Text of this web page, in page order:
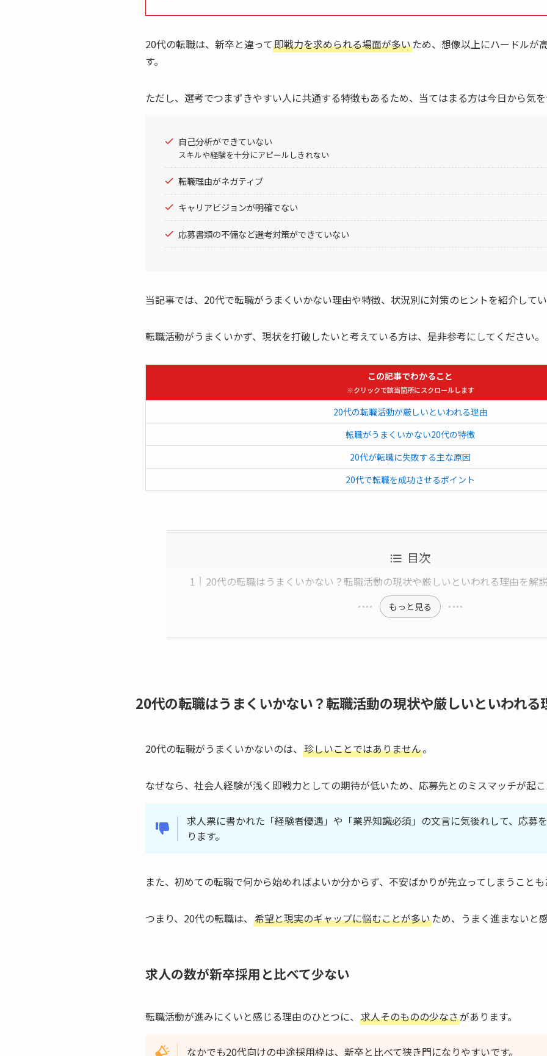
20代の転職は、新卒と違って即戦力を求められる場面が多いため、想像以上にハードルが
す。
ただし、選考でつまずきやすい人に共通する特徴もあるため、当てはまる方は今日から気
自己分析ができていない
スキルや経験を十分にアピールしきれない
転職理由がネガティブ
キャリアビジョンが明確でない
応募書類の不備など選考対策ができていない
当記事では、20代で転職がうまくいかない理由や特徴、状況別に対策のヒントを紹介して
転職活動がうまくいかず、現状を打破したいと考えている方は、是非参考にしてください。
この記事でわかること
※クリックで該当箇所にスクロールします
20代の転職活動が厳しいといわれる理由
転職がうまくいかない20代の特徴
20代が転職に失敗する主な原因
20代で転職を成功させるポイント
目次
20代の転職はうまくいかない？転職活動の現状や厳しいといわれる理由を解
もっと見る
20代の転職はうまくいかない？転職活動の現状や厳しいといわれる
20代の転職がうまくいかないのは、 珍しいことではありません。
なぜなら、社会人経験が浅く即戦力としての期待が低いため、応募先とのミスマッチが起
求人票に書かれた「経験者優遇」や「業界知識必須」の文言に気後れして、応募
ります。
また、初めての転職で何から始めればよいか分からず、不安ばかりが先立ってしまうこと
つまり、20代の転職は、 希望と現実のギャップに悩むことが多いため、うまく進まないと
求人の数が新卒採用と比べて少ない
転職活動が進みにくいと感じる理由のひとつに、 求人そのものの少なさがあります。
なかでも20代向けの中途採用枠は、新卒と比べて狭き門になりやすいです。